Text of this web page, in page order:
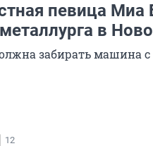
певица Миа
в
забирать машина
12